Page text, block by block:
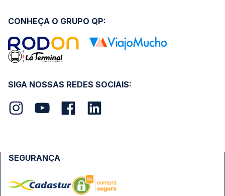
SIGA NOSSAS REDES SOCIAIS:
CONHEÇA O GRUPO QP:
SEGURANÇA